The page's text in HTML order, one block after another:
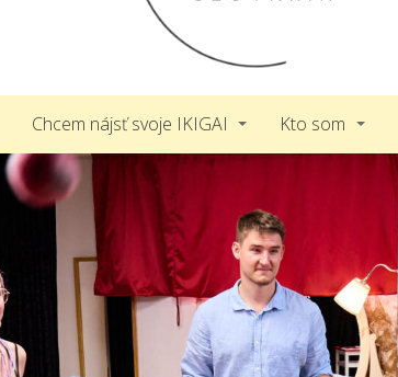
Chcem nájsť svoje IKIGAI Kto som